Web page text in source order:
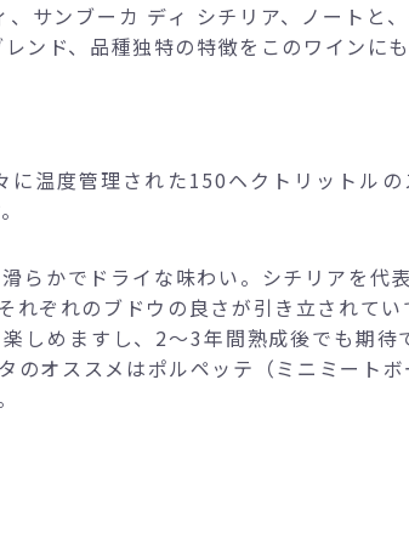
サンブーカ ディ シチリア、ノートと
ド、品種独特の特徴をこのワインにも
温度管理された150ヘクトリットル
らかでドライな味わい。シチリアを代
れぞれのブドウの良さが引き立されて
しめますし、2～3年間熟成後でも期
のオススメはポルペッテ（ミニミート